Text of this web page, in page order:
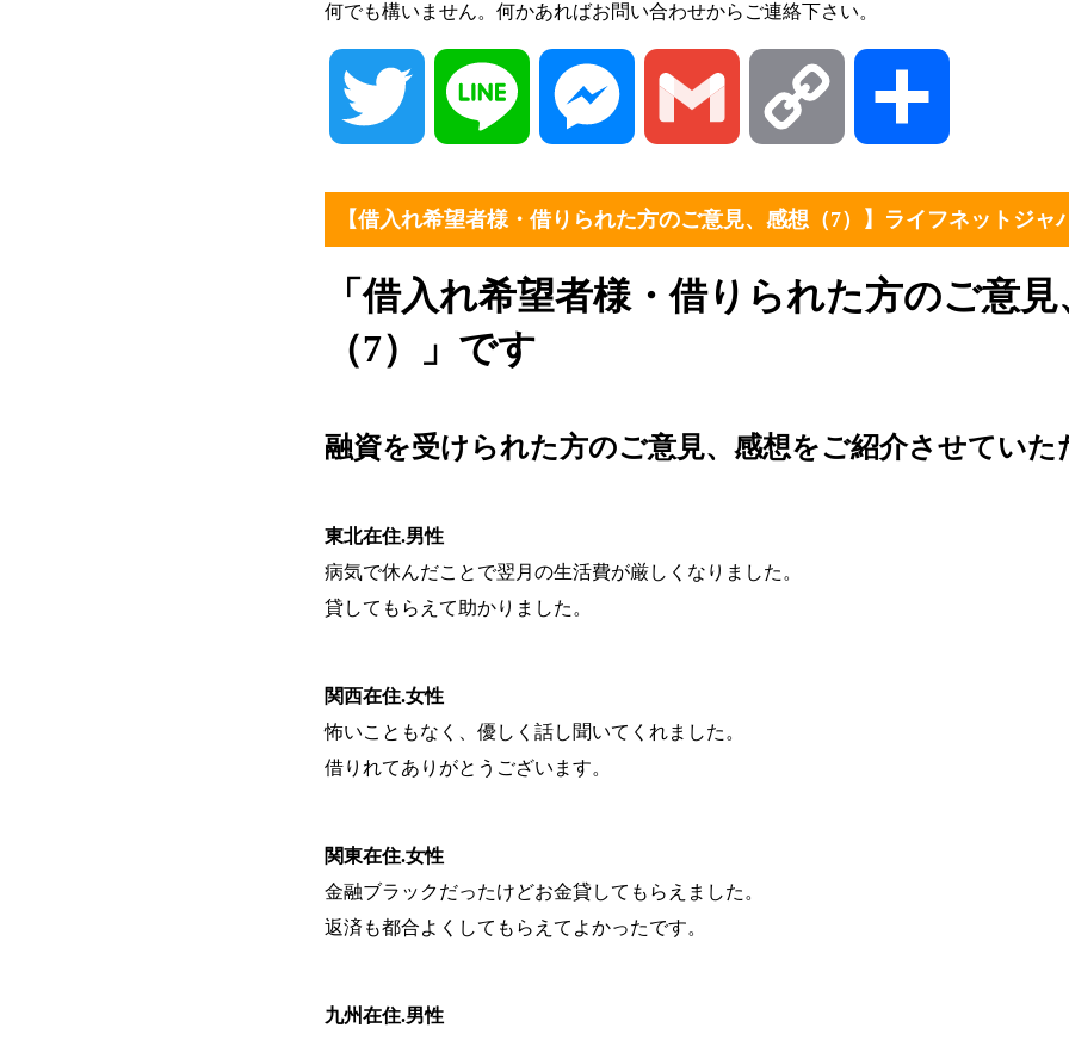
何でも構いません。何かあればお問い合わせからご連絡下さい。
Twitter Line Messenger Gmail Copy
Link 有
【借入れ希望者様・借りられた方のご意見、感想（7）】ライフネットジャ
「借入れ希望者様・借りられた方のご意
（7）」です
融資を受けられた方のご意見、感想をご紹介させていた
東北在住.男性
病気で休んだことで翌月の生活費が厳しくなりました。
貸してもらえて助かりました。
関西在住.女性
怖いこともなく、優しく話し聞いてくれました。
借りれてありがとうございます。
関東在住.女性
金融ブラックだったけどお金貸してもらえました。
返済も都合よくしてもらえてよかったです。
九州在住.男性